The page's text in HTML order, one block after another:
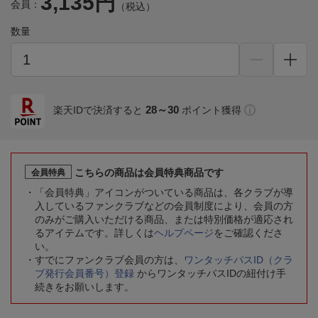
会員： （税込）
数量
楽天IDで決済すると 28～30 ポイント獲得
会員特典
こちらの商品は会員特典商品です
「会員特典」アイコンがついている商品は、各クラブが導
入しているファンクラブなどの会員制度により、会員の方
のみがご購入いただける商品、または特別価格が適応され
るアイテムです。詳しくはヘルプページをご確認くださ
い。
すでにファンクラブ会員の方は、
ワンタッチパスID（クラ
ブ発行会員番号）登録 からワンタッチパスIDの紐付け手
続きをお願いします。